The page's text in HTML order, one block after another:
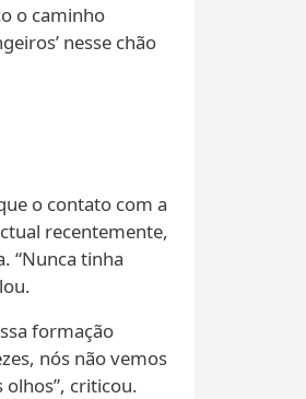
o caminho
nesse chão
o contato com a
recentemente,
“Nunca tinha
formação
nós não vemos
criticou.